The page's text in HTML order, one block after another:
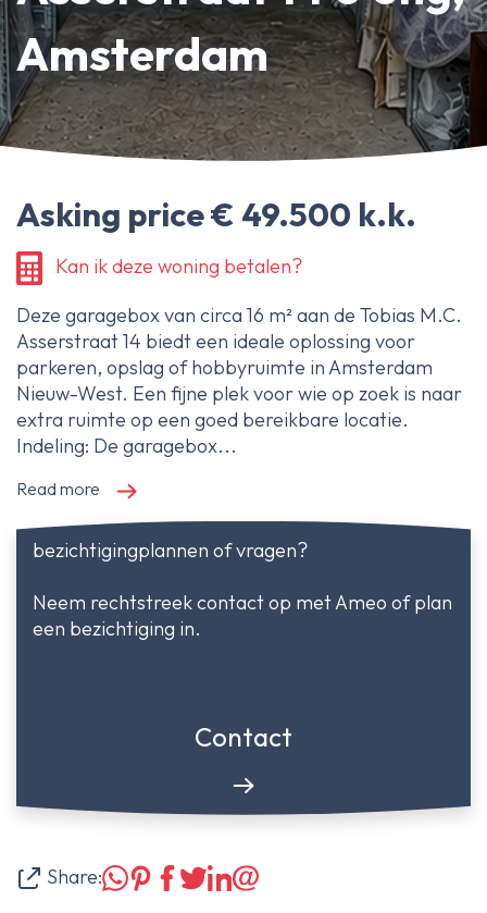
Amsterdam
Asking price € 49.500 k.k.
Kan ik deze woning betalen?
Deze garagebox van circa 16 m² aan de Tobias M.C.
Asserstraat 14 biedt een ideale oplossing voor
parkeren, opslag of hobbyruimte in Amsterdam
Nieuw-West. Een fijne plek voor wie op zoek is naar
extra ruimte op een goed bereikbare locatie.
Indeling: De garagebox...
Read more
bezichtigingplannen of vragen?
Neem rechtstreek contact op met Ameo of plan
een bezichtiging in.
Contact
Share:
About Ameo
Blog/News
Reviews
Contact